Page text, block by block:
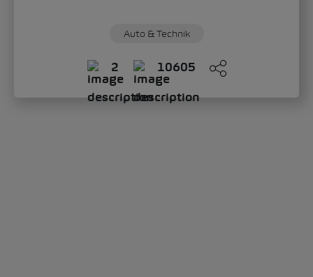
Auto & Technik
2 10605